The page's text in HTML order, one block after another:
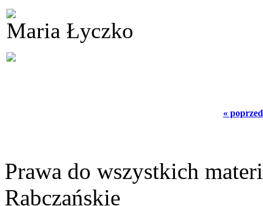
Maria Łyczko
«
Prawa do wszystkich
Rabczańskie